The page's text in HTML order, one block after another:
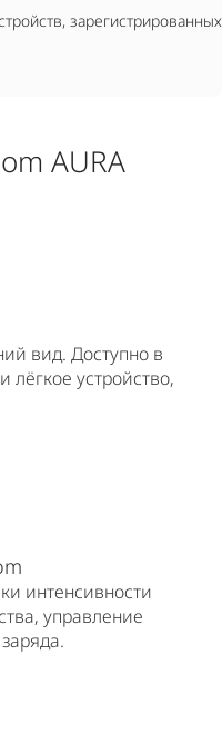
зарегистрированных
AURA
вид. Доступно в
лёгкое устройство,
интенсивности
управление